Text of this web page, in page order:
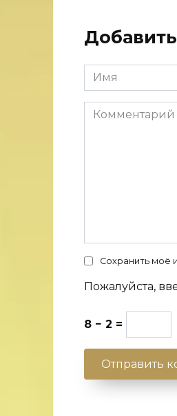
Имя
Комментарий
Сохранить моё
Пожалуйста,
8 − 2 =